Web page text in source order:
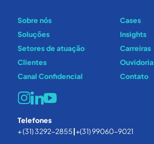
Sobre nós
Soluções
Setores de atuação
Clientes
Canal Confidencial
Cases
Insights
Carreiras
Ouvidoria
Contato
Telefones
+ (31) 3292-2855|+(31) 99060-9021